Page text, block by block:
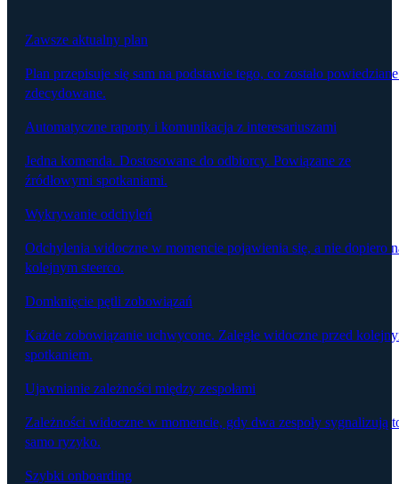
Zawsze aktualny plan
Plan przepisuje się sam na podstawie tego, co zostało
zdecydowane.
Automatyczne raporty i komunikacja z interesariuszami
Jedna komenda. Dostosowane do odbiorcy. Powiązane ze
źródłowymi spotkaniami.
Wykrywanie odchyleń
Odchylenia widoczne w momencie pojawienia się, a nie dopiero
kolejnym steerco.
Domknięcie pętli zobowiązań
Każde zobowiązanie uchwycone. Zaległe widoczne przed
spotkaniem.
Ujawnianie zależności między zespołami
Zależności widoczne w momencie, gdy dwa zespoły sygnalizują
samo ryzyko.
Szybki onboarding